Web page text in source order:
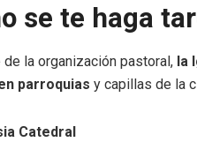
se te haga
de la organización pastoral, la
parroquias y capillas de la
Catedral